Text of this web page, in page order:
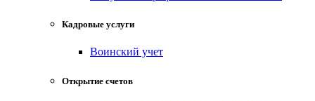
Кадровые услуги
Воинский учет
Открытие счетов